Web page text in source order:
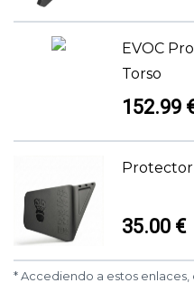
EVOC
Torso
152.99
Protector
35.00 €
* Accediendo a estos enlaces,